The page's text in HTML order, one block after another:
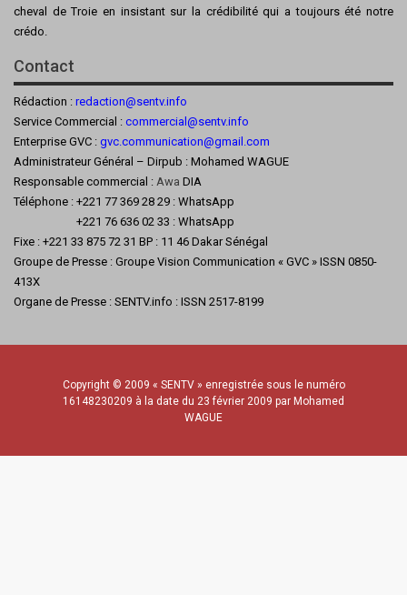
cheval de Troie en insistant sur la crédibilité qui a toujours été notre
crédo.
Contact
Rédaction : redaction@sentv.info
Service Commercial : commercial@sentv.info
Enterprise GVC : gvc.communication@gmail.com
Administrateur Général – Dirpub : Mohamed WAGUE
Responsable commercial : Awa DIA
Téléphone : +221 77 369 28 29 : WhatsApp
+221 76 636 02 33 : WhatsApp
Fixe : +221 33 875 72 31 BP : 11 46 Dakar Sénégal
Groupe de Presse : Groupe Vision Communication « GVC » ISSN 0850-
413X
Organe de Presse : SENTV.info : ISSN 2517-8199
Copyright © 2009 « SENTV » enregistrée sous le numéro
16148230209 à la date du 23 février 2009 par Mohamed
WAGUE